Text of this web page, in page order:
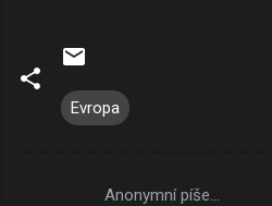
Evropa
Anonymní píše…